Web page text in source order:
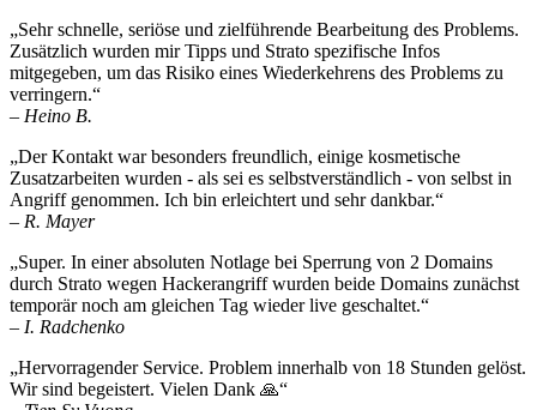
„Sehr schnelle, seriöse und zielführende Bearbeitung des Problems.
Zusätzlich wurden mir Tipps und Strato spezifische Infos
mitgegeben, um das Risiko eines Wiederkehrens des Problems zu
verringern.“
– Heino B.
„Der Kontakt war besonders freundlich, einige kosmetische
Zusatzarbeiten wurden - als sei es selbstverständlich - von selbst in
Angriff genommen. Ich bin erleichtert und sehr dankbar.“
– R. Mayer
„Super. In einer absoluten Notlage bei Sperrung von 2 Domains
durch Strato wegen Hackerangriff wurden beide Domains zunächst
temporär noch am gleichen Tag wieder live geschaltet.“
– I. Radchenko
„Hervorragender Service. Problem innerhalb von 18 Stunden gelöst.
Wir sind begeistert. Vielen Dank 🙏“